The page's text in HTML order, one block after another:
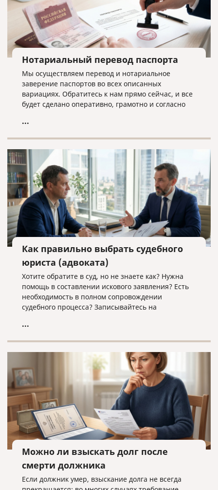
Нотариальный перевод паспорта
Мы осуществляем перевод и нотариальное
заверение паспортов во всех описанных
вариациях. Обратитесь к нам прямо сейчас, и все
будет сделано оперативно, грамотно и согласно
...
Как правильно выбрать судебного
юриста (адвоката)
Хотите обратите в суд, но не знаете как? Нужна
помощь в составлении искового заявления? Есть
необходимость в полном сопровождении
судебного процесса? Записывайтесь на
cлово» по адресу law@pravoislovo.ru
...
Можно ли взыскать долг после
смерти должника
Если должник умер, взыскание долга не всегда